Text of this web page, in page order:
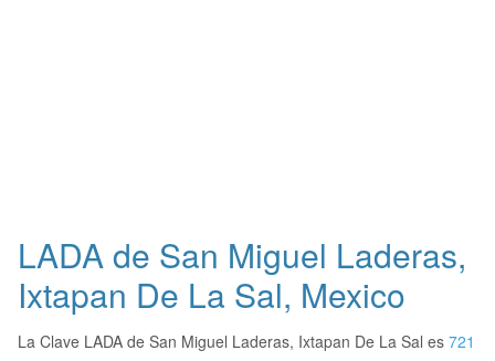
LADA de San Miguel Laderas,
Ixtapan De La Sal, Mexico
La Clave LADA de San Miguel Laderas, Ixtapan De La Sal es 721